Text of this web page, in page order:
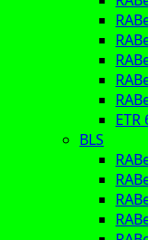
ETR
BLS